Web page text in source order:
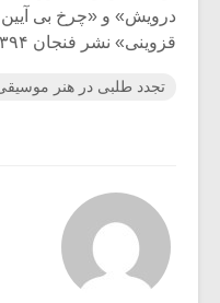
درویش» و «چرخ بی آیین
قزوینی» نشر فنجان ۱۳۹۴
تجدد طلبی در هنر